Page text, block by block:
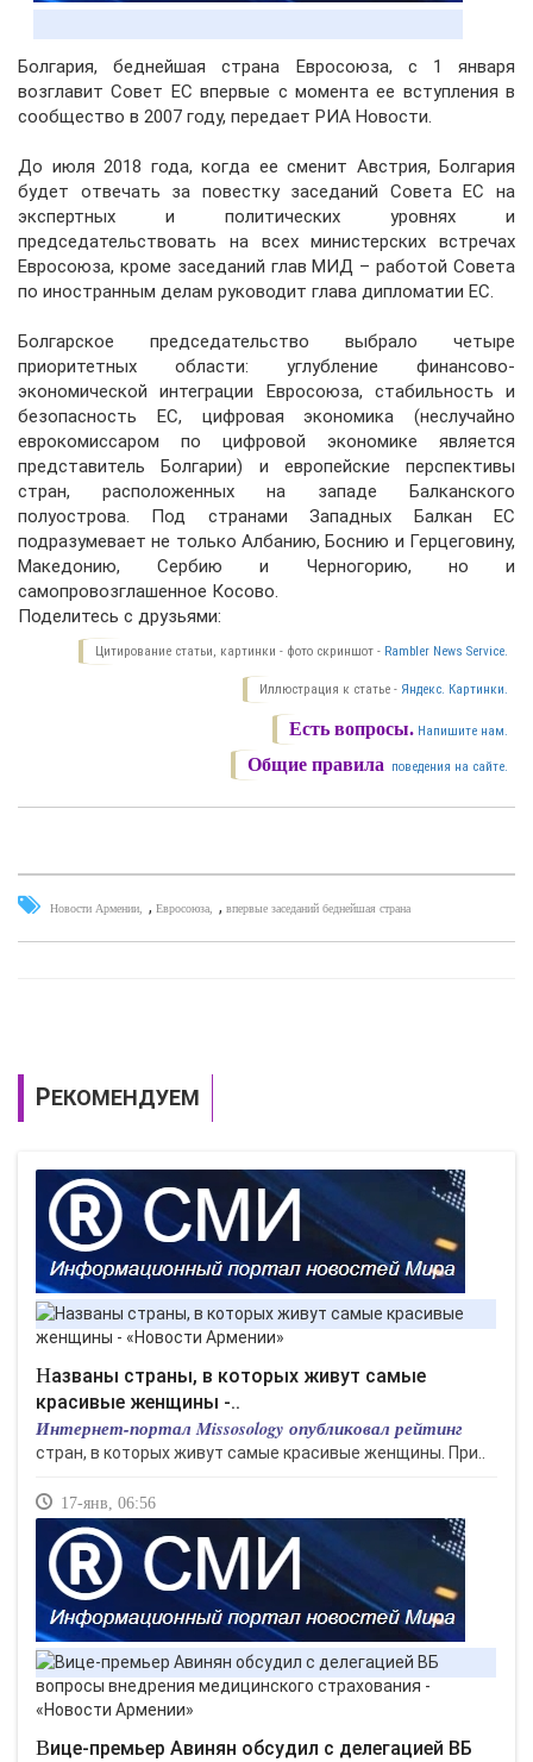
Болгария, беднейшая страна Евросоюза, с 1 января
возглавит Совет ЕС впервые с момента ее вступления в
сообщество в 2007 году, передает РИА Новости.
До июля 2018 года, когда ее сменит Австрия, Болгария
будет отвечать за повестку заседаний Совета ЕС на
экспертных и политических уровнях и
председательствовать на всех министерских встречах
Евросоюза, кроме заседаний глав МИД – работой Совета
по иностранным делам руководит глава дипломатии ЕС.
Болгарское председательство выбрало четыре
приоритетных области: углубление финансово-
экономической интеграции Евросоюза, стабильность и
безопасность ЕС, цифровая экономика (неслучайно
еврокомиссаром по цифровой экономике является
представитель Болгарии) и европейские перспективы
стран, расположенных на западе Балканского
полуострова. Под странами Западных Балкан ЕС
подразумевает не только Албанию, Боснию и Герцеговину,
Македонию, Сербию и Черногорию, но и
самопровозглашенное Косово.
Поделитесь с друзьями:
Цитирование статьи, картинки - фото скриншот - Rambler News Service.
Иллюстрация к статье - Яндекс. Картинки.
Есть вопросы. Напишите нам.
Общие правила поведения на сайте.
Новости Армении , Евросоюза , впервые заседаний беднейшая страна
РЕКОМЕНДУЕМ
Названы страны, в которых живут самые
красивые женщины -..
Интернет-портал Missosology опубликовал рейтинг
стран, в которых живут самые красивые женщины. При..
17-янв, 06:56
Вице-премьер Авинян обсудил с делегацией ВБ